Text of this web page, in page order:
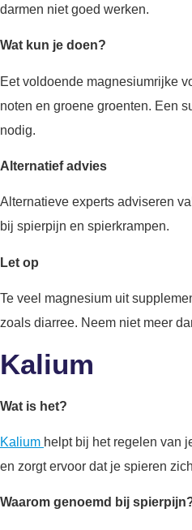
darmen niet goed werken.
Wat kun je doen?
Eet voldoende magnesiumrijke
noten en groene groenten. Een
nodig.
Alternatief advies
Alternatieve experts adviseren
bij spierpijn en spierkrampen.
Let op
Te veel magnesium uit
zoals diarree. Neem niet meer
Kalium
Wat is het?
Kalium helpt bij het regelen van
en zorgt ervoor dat je spieren
Waarom genoemd bij